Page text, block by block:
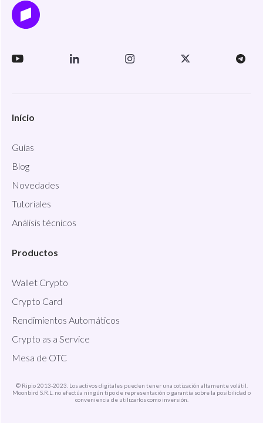
Início
Guías
Blog
Novedades
Tutoriales
Análisis técnicos
Productos
Wallet Crypto
Crypto Card
Rendimientos Automáticos
Crypto as a Service
Mesa de OTC
© Ripio 2013-2023. Los activos digitales pueden tener una cotización altamente volátil.
Moonbird S.R.L. no efectúa ningún tipo de representación o garantía sobre la posibilidad o
conveniencia de utilizarlos como inversión.